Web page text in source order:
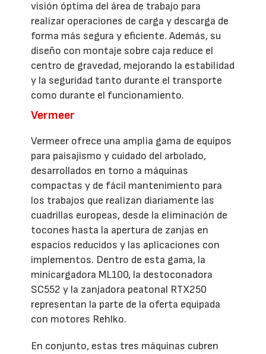
visión óptima del área de trabajo para
realizar operaciones de carga y descarga de
forma más segura y eficiente. Además, su
diseño con montaje sobre caja reduce el
centro de gravedad, mejorando la estabilidad
y la seguridad tanto durante el transporte
como durante el funcionamiento.
Vermeer
Vermeer ofrece una amplia gama de equipos
para paisajismo y cuidado del arbolado,
desarrollados en torno a máquinas
compactas y de fácil mantenimiento para
los trabajos que realizan diariamente las
cuadrillas europeas, desde la eliminación de
tocones hasta la apertura de zanjas en
espacios reducidos y las aplicaciones con
implementos. Dentro de esta gama, la
minicargadora ML100, la destoconadora
SC552 y la zanjadora peatonal RTX250
representan la parte de la oferta equipada
con motores Rehlko.
En conjunto, estas tres máquinas cubren